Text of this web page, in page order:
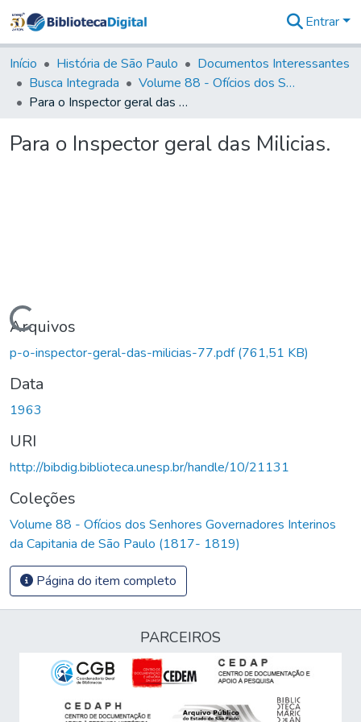
&
Coleções
Tudo na
Biblioteca
Estatísticas
Entrar
Início História de São Paulo
Documentos Interessantes
Busca Integrada
Volume 88 - Ofícios dos Senhores Governadores Interinos da Capitania de São Paulo (1817- 1819)
Para o Inspector geral das Milicias.
Para o Inspector geral das Milicias.
Carregando...
Arquivos
p-o-inspector-geral-das-milicias-77.pdf(761,51 KB)
Data
1963
URI
http://bibdig.biblioteca.unesp.br/handle/10/21131
Coleções
Volume 88 - Ofícios dos Senhores Governadores Interinos
da Capitania de São Paulo (1817- 1819)
Página do item completo
PARCEIROS